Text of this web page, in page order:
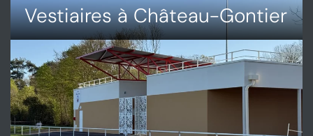
Vestiaires à Château-Gontier
DÉCOUVRIR
VESTIAIRES
À
CHÂTEAU-
GONTIER